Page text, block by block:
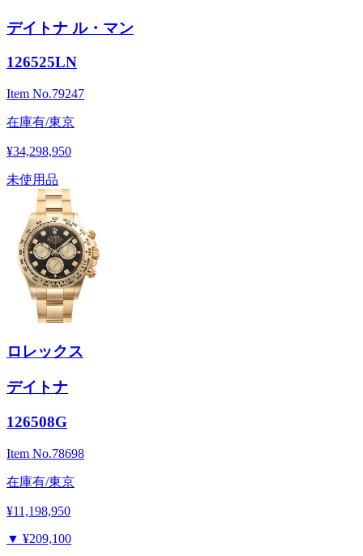
デイトナ ル・マン
126525LN
Item No.79247
在庫有/東京
¥34,298,950
未使用品
ロレックス
デイトナ
126508G
Item No.78698
在庫有/東京
¥11,198,950
▼ ¥209,100